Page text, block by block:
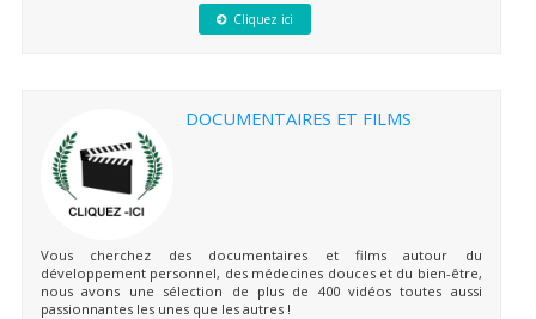
Cliquez ici
DOCUMENTAIRES ET FILMS
Vous cherchez des documentaires et films autour du
développement personnel, des médecines douces et du bien-être,
nous avons une sélection de plus de 400 vidéos toutes aussi
passionnantes les unes que les autres !